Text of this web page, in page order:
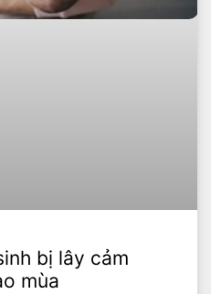
bị lây cảm
mùa